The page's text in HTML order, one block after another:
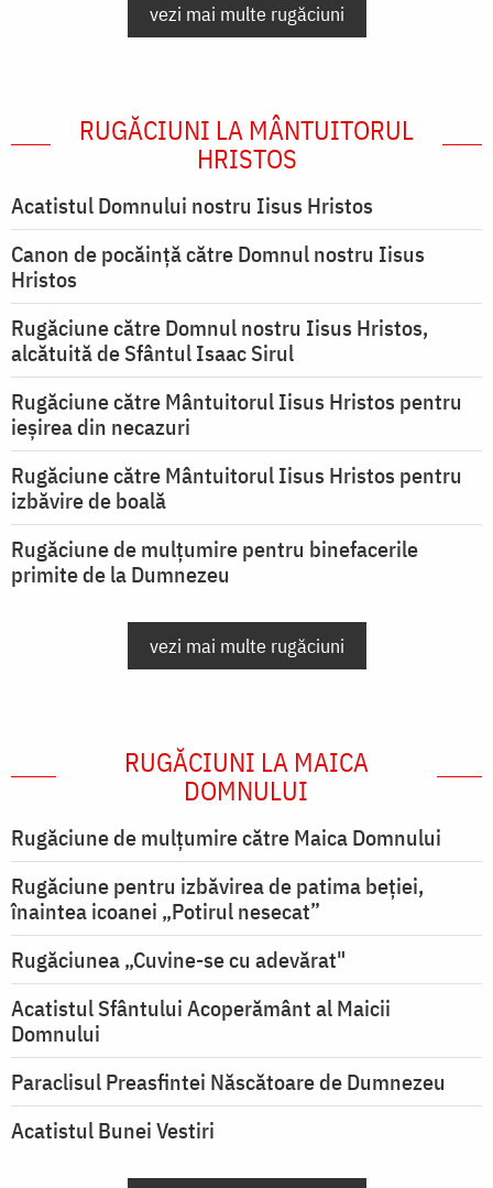
vezi mai multe rugăciuni
RUGĂCIUNI LA MÂNTUITORUL
HRISTOS
Acatistul Domnului nostru Iisus Hristos
Canon de pocăință către Domnul nostru Iisus
Hristos
Rugăciune către Domnul nostru Iisus Hristos,
alcătuită de Sfântul Isaac Sirul
Rugăciune către Mântuitorul Iisus Hristos pentru
ieşirea din necazuri
Rugăciune către Mântuitorul Iisus Hristos pentru
izbăvire de boală
Rugăciune de mulțumire pentru binefacerile
primite de la Dumnezeu
vezi mai multe rugăciuni
RUGĂCIUNI LA MAICA
DOMNULUI
Rugăciune de mulţumire către Maica Domnului
Rugăciune pentru izbăvirea de patima beției,
înaintea icoanei „Potirul nesecat”
Rugăciunea „Cuvine-se cu adevărat"
Acatistul Sfântului Acoperământ al Maicii
Domnului
Paraclisul Preasfintei Născătoare de Dumnezeu
Acatistul Bunei Vestiri